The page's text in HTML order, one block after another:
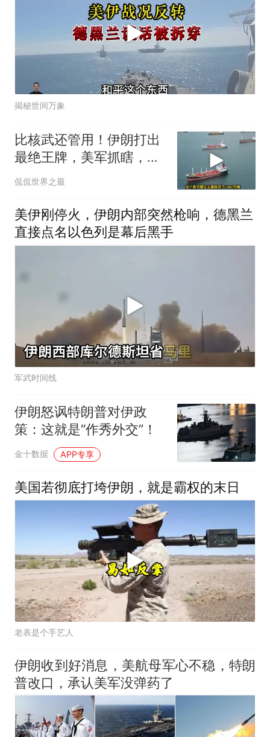
揭秘世间万象
比核武还管用！伊朗打出
最绝王牌，美军抓瞎，白
宫面临毁灭性放血
侃侃世界之最
美伊刚停火，伊朗内部突然枪响，德黑兰
直接点名以色列是幕后黑手
军武时间线
伊朗怒讽特朗普对伊政
策：这就是“作秀外交”！
金十数据 APP专享
美国若彻底打垮伊朗，就是霸权的末日
老表是个手艺人
伊朗收到好消息，美航母军心不稳，特朗
普改口，承认美军没弹药了